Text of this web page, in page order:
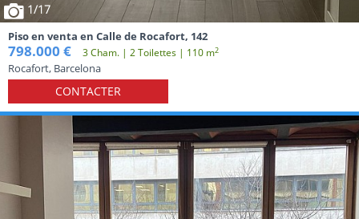
1/17
Piso en venta en Calle de Rocafort, 142
798.000 € 3 Cham. | 2 Toilettes | 110 m2
Rocafort, Barcelona
CONTACTER